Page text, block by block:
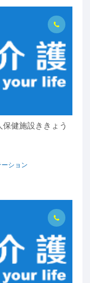
健施設ききょう
ション